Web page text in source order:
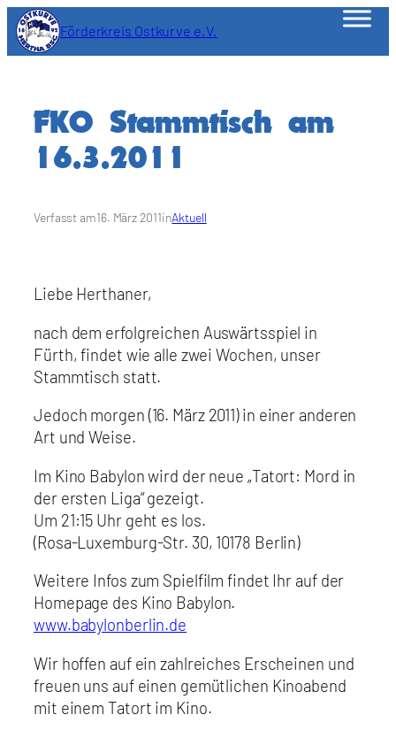
Zum
Inhalt
springen
Förderkreis Ostkurve e.V.
FKO Stammtisch am
16.3.2011
Verfasst am16. März 2011inAktuell
Liebe Herthaner,
nach dem erfolgreichen Auswärtsspiel in
Fürth, findet wie alle zwei Wochen, unser
Stammtisch statt.
Jedoch morgen (16. März 2011) in einer anderen
Art und Weise.
Im Kino Babylon wird der neue „Tatort: Mord in
der ersten Liga“ gezeigt.
Um 21:15 Uhr geht es los.
(Rosa-Luxemburg-Str. 30, 10178 Berlin)
Weitere Infos zum Spielfilm findet Ihr auf der
Homepage des Kino Babylon.
www.babylonberlin.de
Wir hoffen auf ein zahlreiches Erscheinen und
freuen uns auf einen gemütlichen Kinoabend
mit einem Tatort im Kino.